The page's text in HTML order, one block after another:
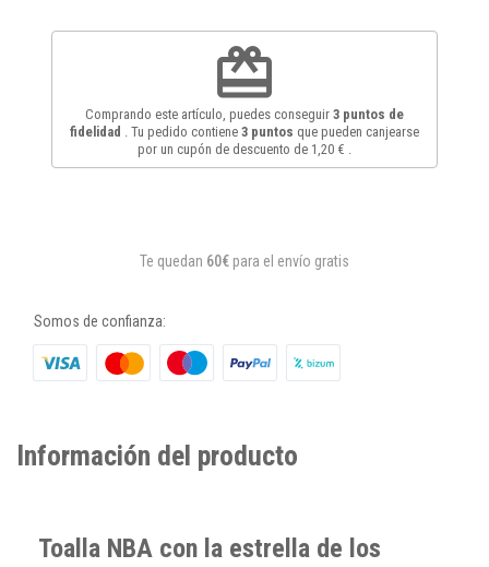
redeem
Comprando este artículo, puedes conseguir 3 puntos de
fidelidad
. Tu pedido contiene 3 puntos que pueden canjearse
por un cupón de descuento de 1,20 €
Te quedan 60€ para el envío gratis
Somos de confianza:
Información del producto
Toalla NBA con la estrella de los